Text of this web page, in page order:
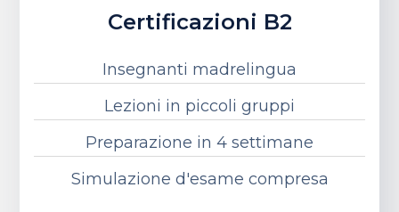
Certificazioni B2
Insegnanti madrelingua
Lezioni in piccoli gruppi
Preparazione in 4 settimane
Simulazione d'esame compresa